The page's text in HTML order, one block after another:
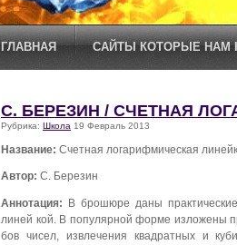
ГЛАВНАЯ САЙТЫ КОТОРЫЕ НАМ
С. БЕРЕЗИН / СЧЕТНАЯ
Рубрика: Школа 19 Февраль 2013
Название: Счетная логарифмическая
Автор: С. Березин
Аннотация: В брошюре даны практические
линей­ кой. В популярной форме изложены
бов чисел, извлечения квадратных и